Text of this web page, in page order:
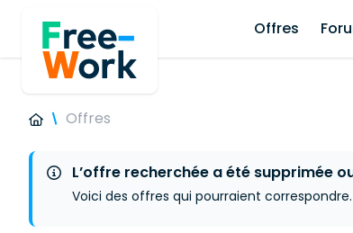
Offres
Offres
L’offre recherchée a été supprimée
Voici des offres qui pourraient correspondre.